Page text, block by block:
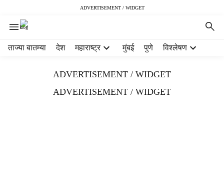
ADVERTISEMENT / WIDGET
ताज्या बातम्या देश महाराष्ट्र मुंबई पुणे विश्लेषण
ADVERTISEMENT / WIDGET
ADVERTISEMENT / WIDGET